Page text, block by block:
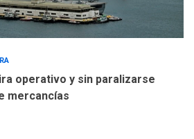
operativo y sin paralizarse
mercancías